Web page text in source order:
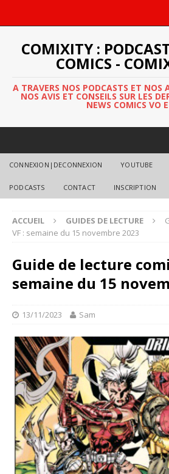
COMIXITY :
COMICS -
A TRAVERS NOS PODCASTS ET NOS
NOS AVIS ET CONSEILS SUR LES
NEWS COMICS VO
CONNEXION|DECONNEXION YOUTUBE
PODCASTS CONTACT INSCRIPTION
ACCUEIL GUIDES DE LECTURE
VF : semaine du 15 novembre 2023
Guide de lecture
semaine du 15
13/11/2023 Sam